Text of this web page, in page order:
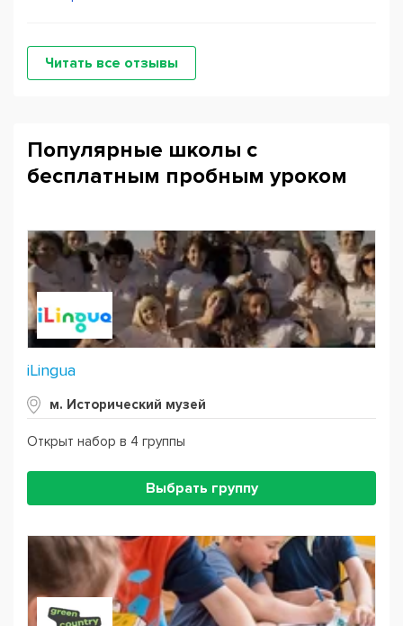
Читать все отзывы
Популярные школы с
бесплатным пробным уроком
iLingua
м. Исторический музей
Открыт набор в 4 группы
Выбрать группу